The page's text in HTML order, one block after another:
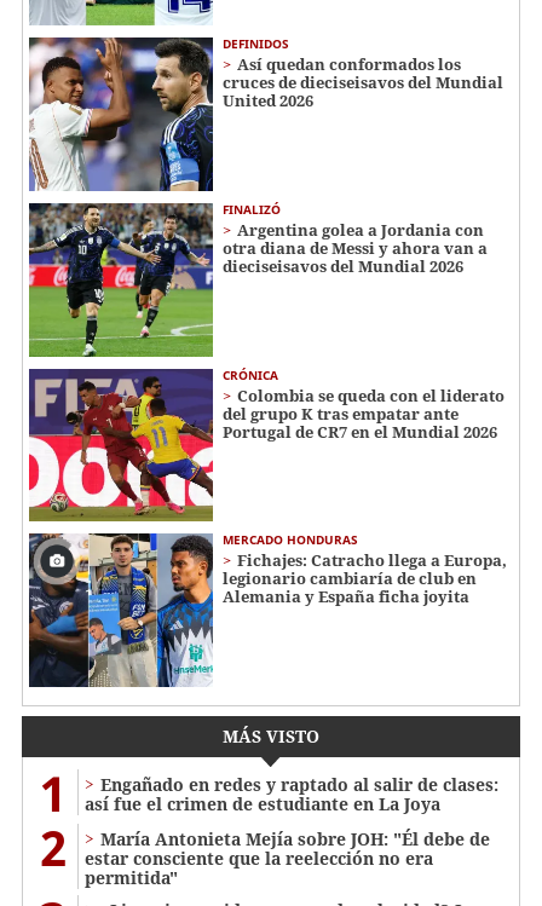
DEFINIDOS
Así quedan conformados los
cruces de dieciseisavos del Mundial
United 2026
FINALIZÓ
Argentina golea a Jordania con
otra diana de Messi y ahora van a
dieciseisavos del Mundial 2026
CRÓNICA
Colombia se queda con el liderato
del grupo K tras empatar ante
Portugal de CR7 en el Mundial 2026
MERCADO HONDURAS
Fichajes: Catracho llega a Europa,
legionario cambiaría de club en
Alemania y España ficha joyita
MÁS VISTO
1
Engañado en redes y raptado al salir de clases:
así fue el crimen de estudiante en La Joya
2
María Antonieta Mejía sobre JOH: "Él debe de
estar consciente que la reelección no era
permitida"